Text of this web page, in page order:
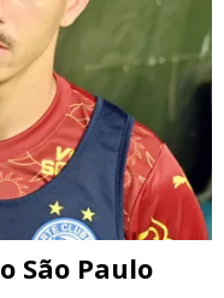
São Paulo